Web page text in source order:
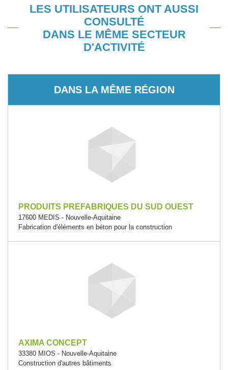
LES UTILISATEURS ONT AUSSI
CONSULTÉ
DANS LE MÊME SECTEUR
D'ACTIVITÉ
DANS LA MÊME RÉGION
PRODUITS PREFABRIQUES DU SUD OUEST
17600 MEDIS - Nouvelle-Aquitaine
Fabrication d'éléments en béton pour la construction
AXIMA CONCEPT
33380 MIOS - Nouvelle-Aquitaine
Construction d'autres bâtiments